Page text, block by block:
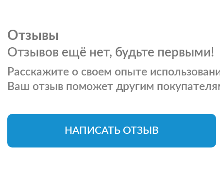
Отзывы
Отзывов ещё нет, будьте первыми!
Расскажите о своем опыте
Ваш отзыв поможет другим
НАПИСАТЬ ОТЗЫВ